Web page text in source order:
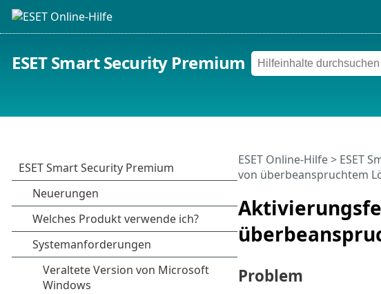
ESET Smart Security Premium
ESET Online-Hilfe> ESET
von überbeanspruchtem
Problem